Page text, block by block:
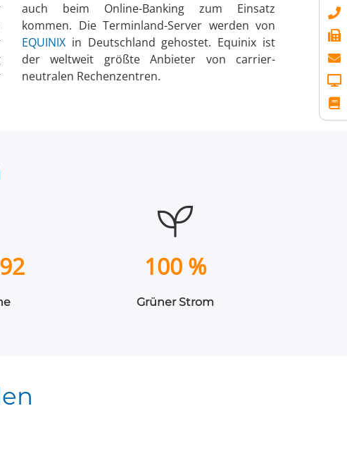
auch beim Online-Banking zum Einsatz
kommen. Die Terminland-Server werden von
EQUINIX in Deutschland gehostet. Equinix ist
der weltweit größte Anbieter von carrier­
neutralen Rechen­zentren.
100 %
Grüner Strom